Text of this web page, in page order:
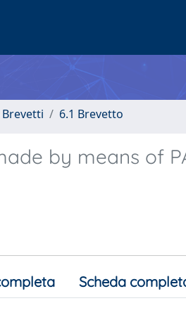
Brevetti 6.1 Brevetto
by means of
Scheda